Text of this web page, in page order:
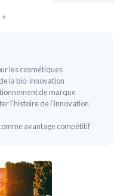
les cosmétiques
la bio-innovation
de marque
l'histoire de l'innovation
avantage compétitif